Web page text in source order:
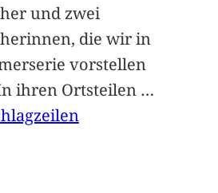
und zwei
die wir in
vorstellen
ihren Ortsteilen …